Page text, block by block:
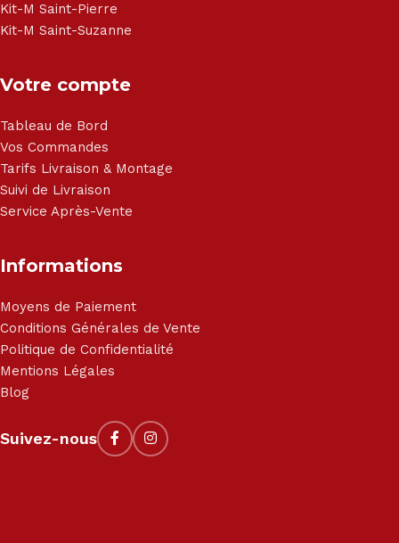
Kit-M Saint-Pierre
Kit-M Saint-Suzanne
Votre compte
Tableau de Bord
Vos Commandes
Tarifs Livraison & Montage
Suivi de Livraison
Service Après-Vente
Informations
Moyens de Paiement
Conditions Générales de Vente
Politique de Confidentialité
Mentions Légales
Blog
Suivez-nous